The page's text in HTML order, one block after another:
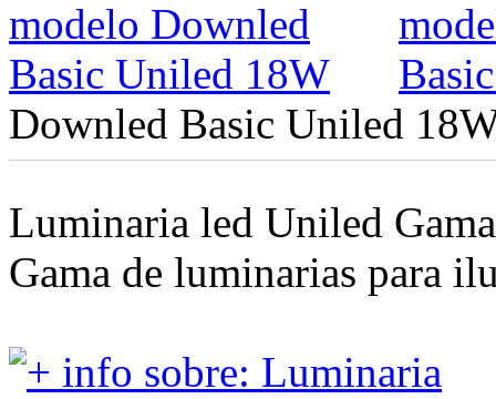
Downled Basic Uniled
Luminaria led Uniled
Gama de luminarias para